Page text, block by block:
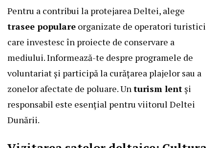
Pentru a contribui la protejarea Deltei, alege
trasee populare organizate de operatori turistici
care investesc în proiecte de conservare a
mediului. Informează-te despre programele de
voluntariat și participă la curățarea plajelor sau a
zonelor afectate de poluare. Un turism lent și
responsabil este esențial pentru viitorul Deltei
Dunării.